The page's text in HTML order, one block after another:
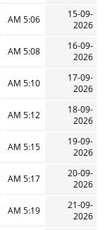
15-09-
2026
5:06 AM
16-09-
2026
5:08 AM
17-09-
2026
5:10 AM
18-09-
2026
5:12 AM
19-09-
2026
5:15 AM
20-09-
2026
5:17 AM
21-09-
2026
5:19 AM